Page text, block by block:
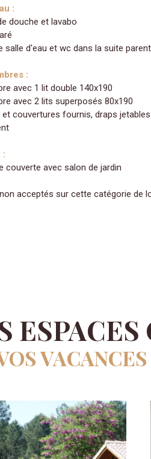
:
douche et lavabo
salle d'eau et wc dans la suite
:
avec 1 lit double 140x190
avec 2 lits superposés 80x190
couvertures fournis, draps
:
couverte avec salon de jardin
acceptés sur cette catégorie de